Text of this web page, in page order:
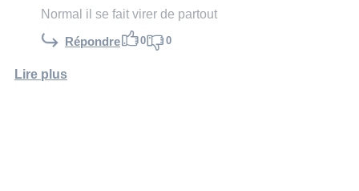
Normal il se fait virer de partout
Répondre 0 0
Lire plus